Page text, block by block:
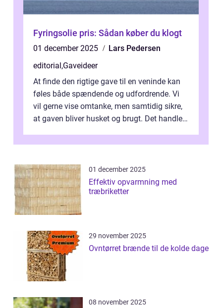
Fyringsolie pris: Sådan køber du klogt
01 december 2025
Lars Pedersen
editorial,Gaveideer
At finde den rigtige gave til en veninde kan
føles både spændende og udfordrende. Vi
vil gerne vise omtanke, men samtidig sikre,
at gaven bliver husket og brugt. Det handler
01 december 2025
Effektiv opvarmning med
træbriketter
29 november 2025
Ovntørret brænde til de kolde dage
08 november 2025